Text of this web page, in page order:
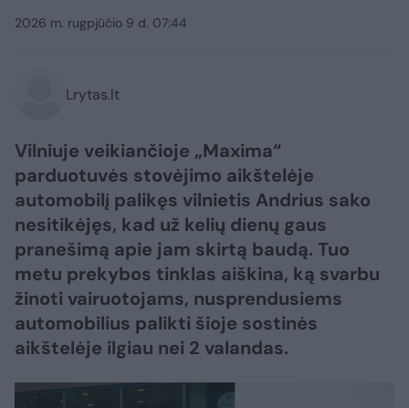
2026 m. rugpjūčio 9 d. 07:44
Lrytas.lt
Vilniuje veikiančioje „Maxima“
parduotuvės stovėjimo aikštelėje
automobilį palikęs vilnietis Andrius sako
nesitikėjęs, kad už kelių dienų gaus
pranešimą apie jam skirtą baudą. Tuo
metu prekybos tinklas aiškina, ką svarbu
žinoti vairuotojams, nusprendusiems
automobilius palikti šioje sostinės
aikštelėje ilgiau nei 2 valandas.